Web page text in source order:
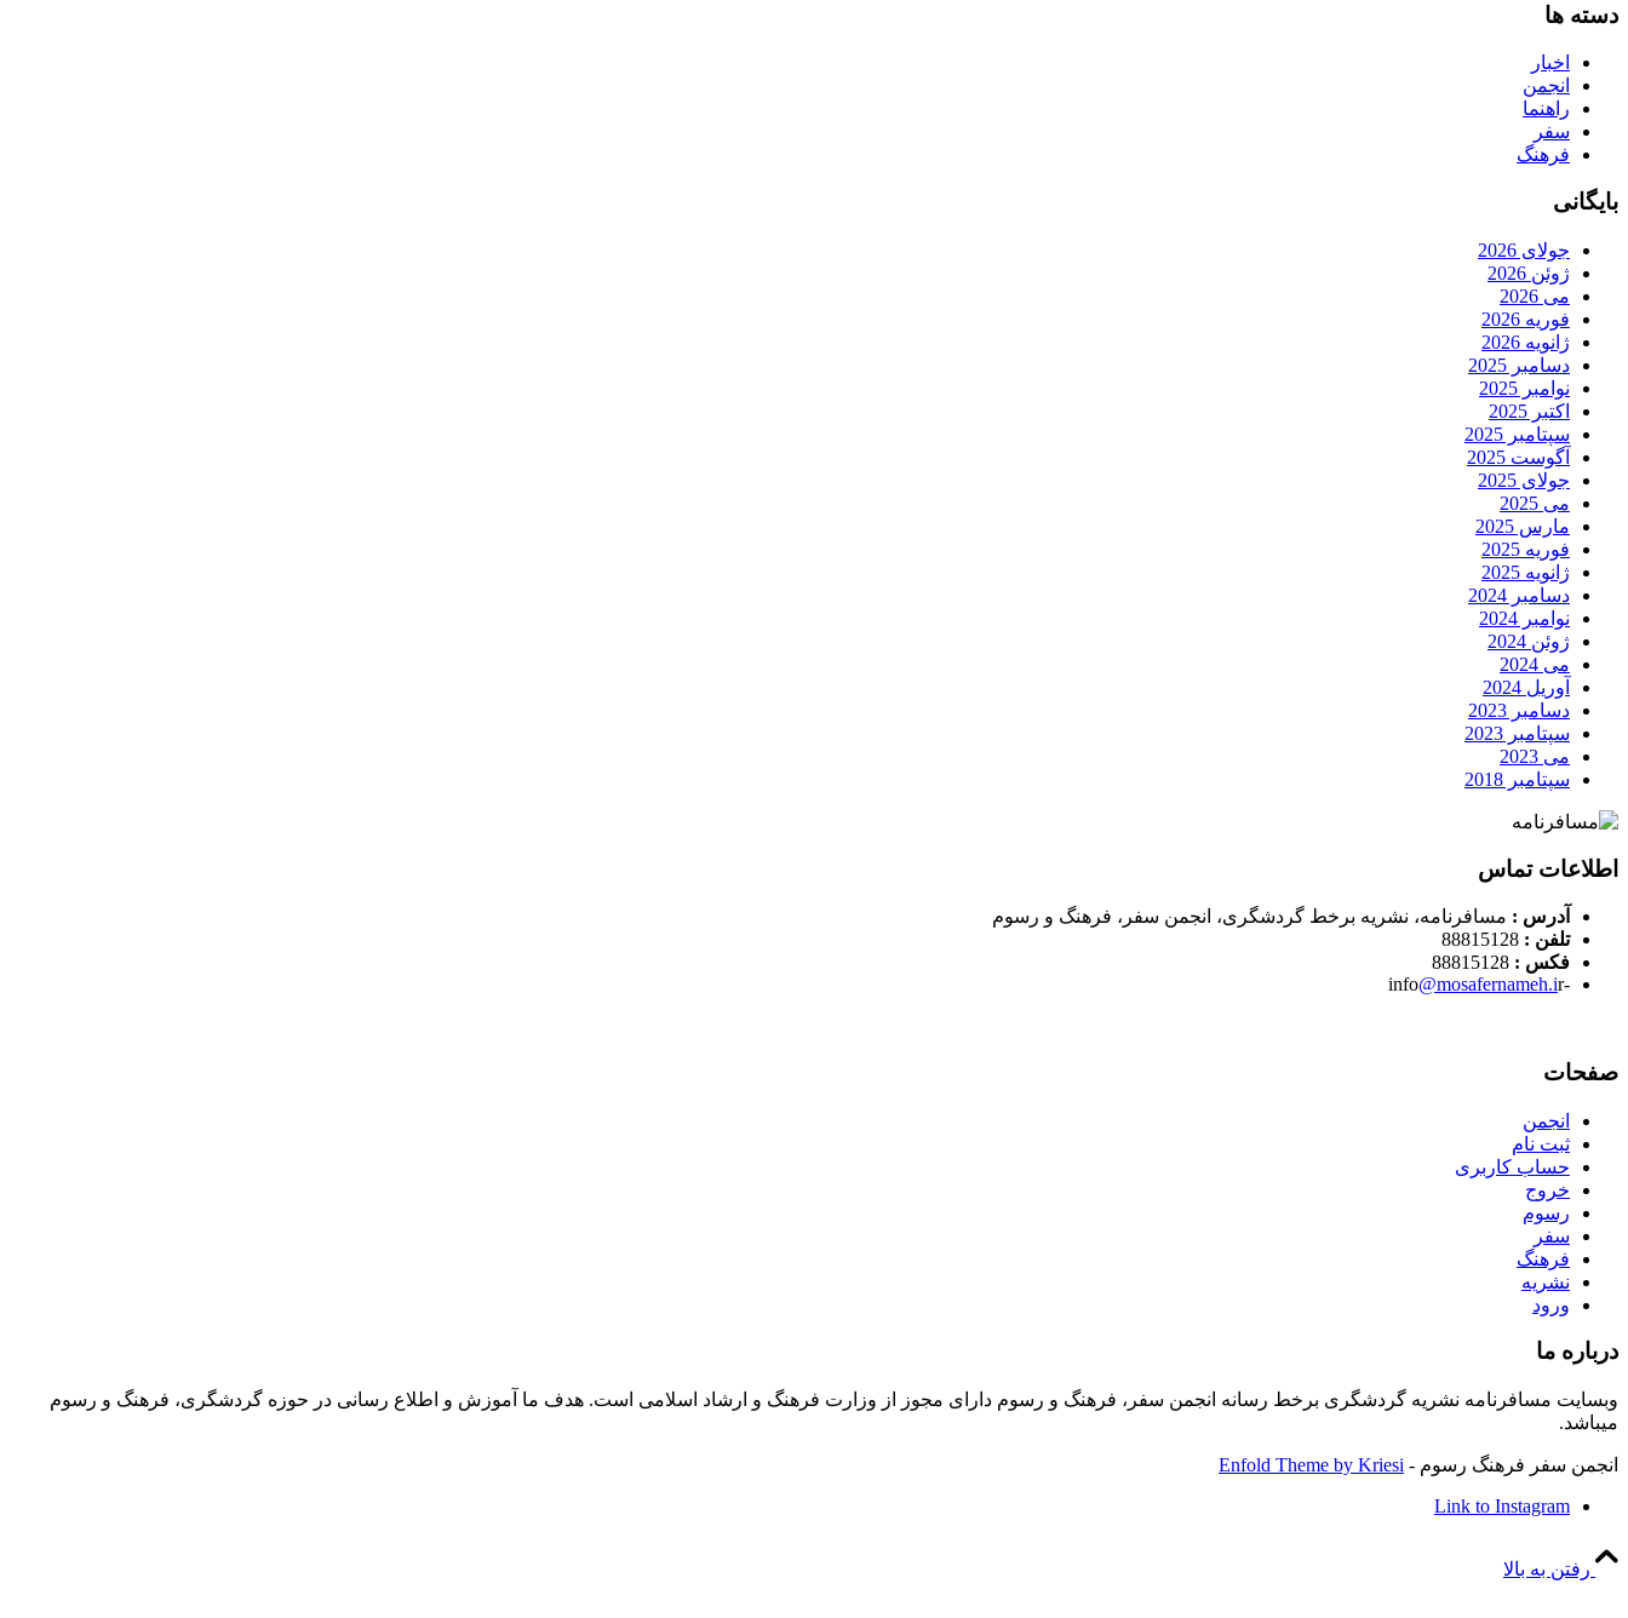
دسته ها
اخبار
انجمن
راهنما
سفر
فرهنگ
بایگانی
جولای 2026
ژوئن 2026
می 2026
فوریه 2026
ژانویه 2026
دسامبر 2025
نوامبر 2025
اکتبر 2025
سپتامبر 2025
آگوست 2025
جولای 2025
می 2025
مارس 2025
فوریه 2025
ژانویه 2025
دسامبر 2024
نوامبر 2024
ژوئن 2024
می 2024
آوریل 2024
دسامبر 2023
سپتامبر 2023
می 2023
سپتامبر 2018
اطلاعات تماس
آدرس : مسافرنامه، نشریه برخط گردشگری، انجمن سفر، فرهنگ و رسوم
تلفن :
فکس :
-info
@mosafernameh.ir
صفحات
انجمن
ثبت نام
حساب کاربری
خروج
رسوم
سفر
فرهنگ
نشریه
ورود
درباره ما
وبسایت مسافرنامه نشریه گردشگری برخط رسانه انجمن سفر، فرهنگ و رسوم دارای مجوز از وزارت فرهنگ و ارشاد اسلامی است. هدف ما آموزش و اطلاع رسانی در حوزه گردشگری، فرهنگ و رسوم
میباشد.
انجمن سفر فرهنگ رسوم - Enfold Theme by Kriesi
Link to Instagram
رفتن به بالا